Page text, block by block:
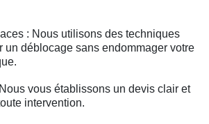
: Nous utilisons des techniques
un déblocage sans endommager votre
vous établissons un devis clair et
intervention.